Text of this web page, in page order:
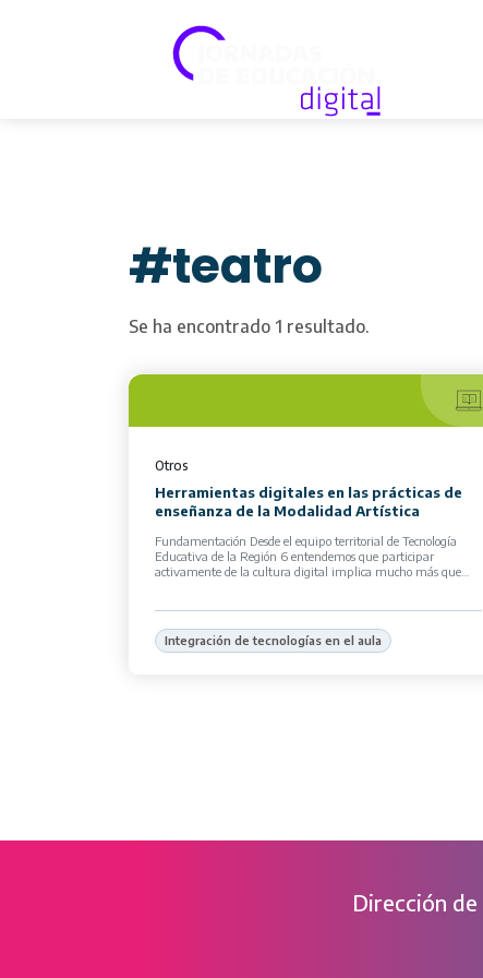
#teatro
Se ha encontrado 1 resultado.
Otros
Herramientas digitales en las prácticas de
enseñanza de la Modalidad Artística
Fundamentación Desde el equipo territorial de Tecnología
Educativa de la Región 6 entendemos que participar
activamente de la cultura digital implica mucho más que
Integración de tecnologías en el aula
Dirección de